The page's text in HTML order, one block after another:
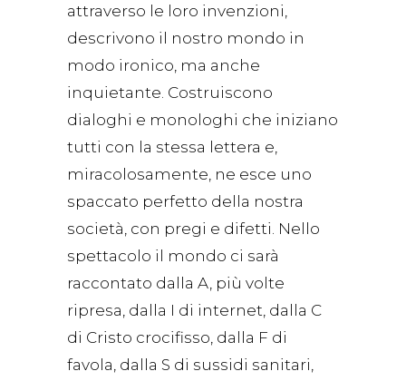
attraverso le loro invenzioni,
descrivono il nostro mondo in
modo ironico, ma anche
inquietante. Costruiscono
dialoghi e monologhi che iniziano
tutti con la stessa lettera e,
miracolosamente, ne esce uno
spaccato perfetto della nostra
società, con pregi e difetti. Nello
spettacolo il mondo ci sarà
raccontato dalla A, più volte
ripresa, dalla I di internet, dalla C
di Cristo crocifisso, dalla F di
favola, dalla S di sussidi sanitari,